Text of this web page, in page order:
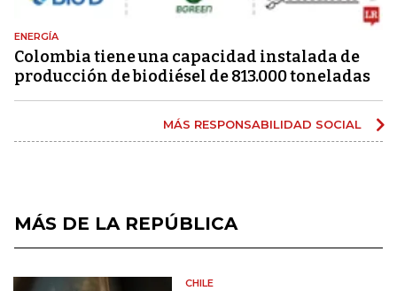
ENERGÍA
Colombia tiene una capacidad instalada de
producción de biodiésel de 813.000 toneladas
MÁS RESPONSABILIDAD SOCIAL
MÁS DE LA REPÚBLICA
CHILE